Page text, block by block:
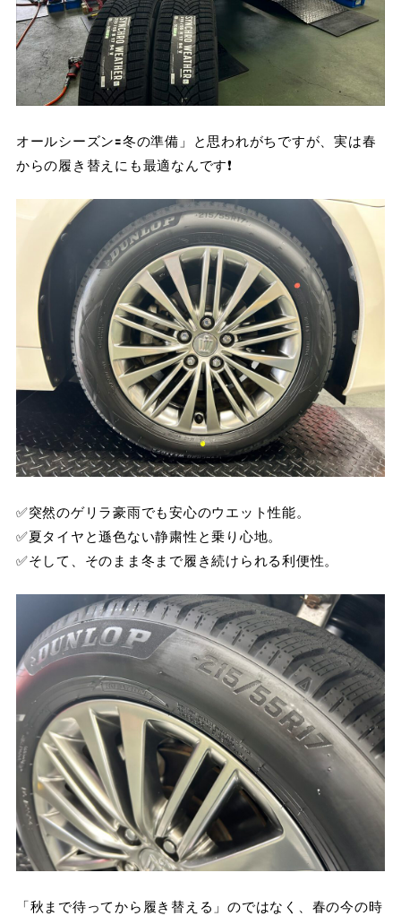
オールシーズン🟰冬の準備」と思われがちですが、実は春
からの履き替えにも最適なんです❗️
✅突然のゲリラ豪雨でも安心のウエット性能。
✅夏タイヤと遜色ない静粛性と乗り心地。
✅そして、そのまま冬まで履き続けられる利便性。
「秋まで待ってから履き替える」のではなく、春の今の時